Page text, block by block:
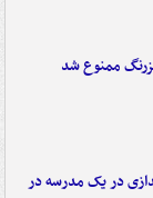
ممنوع شد
در یک مدرسه در